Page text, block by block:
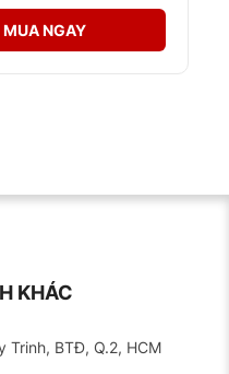
606.000₫.
MUA NGAY
KHÁC
Trinh, BTĐ, Q.2, HCM